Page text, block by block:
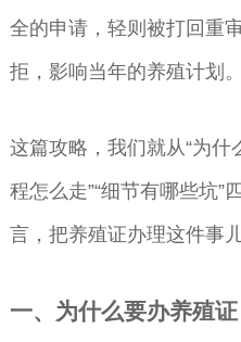
全的申请，轻则被打回重
拒，影响当年的养殖计划。
这篇攻略，我们就从“为什
程怎么走”“细节有哪些坑”
言，把养殖证办理这件事
一、为什么要办养殖